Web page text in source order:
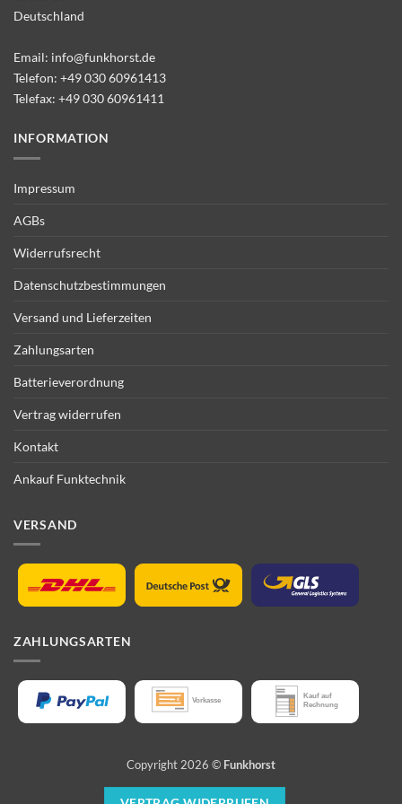
Deutschland
Email: info@funkhorst.de
Telefon: +49 030 60961413
Telefax: +49 030 60961411
INFORMATION
Impressum
AGBs
Widerrufsrecht
Datenschutzbestimmungen
Versand und Lieferzeiten
Zahlungsarten
Batterieverordnung
Vertrag widerrufen
Kontakt
Ankauf Funktechnik
VERSAND
ZAHLUNGSARTEN
Copyright 2026 © Funkhorst